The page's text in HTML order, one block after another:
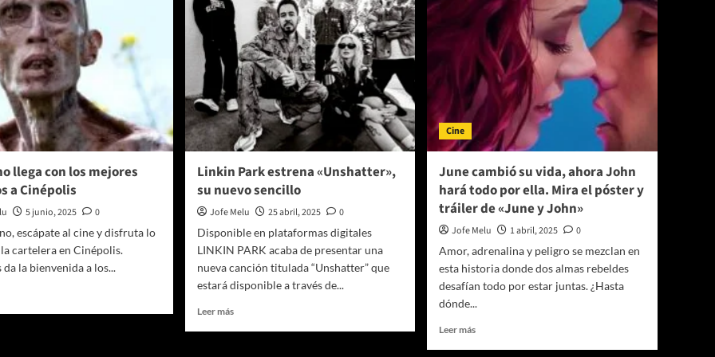
llega con los mejores
a Cinépolis
5 junio, 2025
0
escápate al cine y disfruta lo
cartelera en Cinépolis.
la bienvenida a los...
Linkin Park estrena «Unshatter»,
su nuevo sencillo
Jofe Melu 25 abril, 2025
0
Disponible en plataformas digitales
LINKIN PARK acaba de presentar una
nueva canción titulada “Unshatter” que
estará disponible a través de...
Leer másLeer
Cine
June cambió su vida, ahora John
hará todo por ella. Mira el póster y
tráiler de «June y John»
Jofe Melu 1 abril, 2025
0
Amor, adrenalina y peligro se mezclan en
esta historia donde dos almas rebeldes
desafían todo por estar juntas. ¿Hasta
dónde...
Leer másLeer